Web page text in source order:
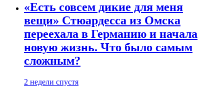
«Есть совсем дикие для меня
вещи» Стюардесса из Омска
переехала в Германию и начала
новую жизнь. Что было самым
сложным?
2 недели спустя